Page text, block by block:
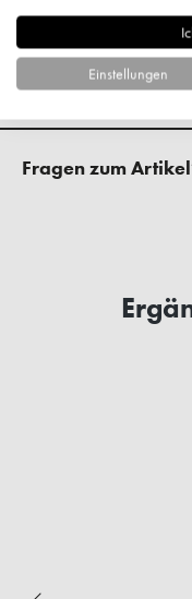
Fragen zum
Einstellungen